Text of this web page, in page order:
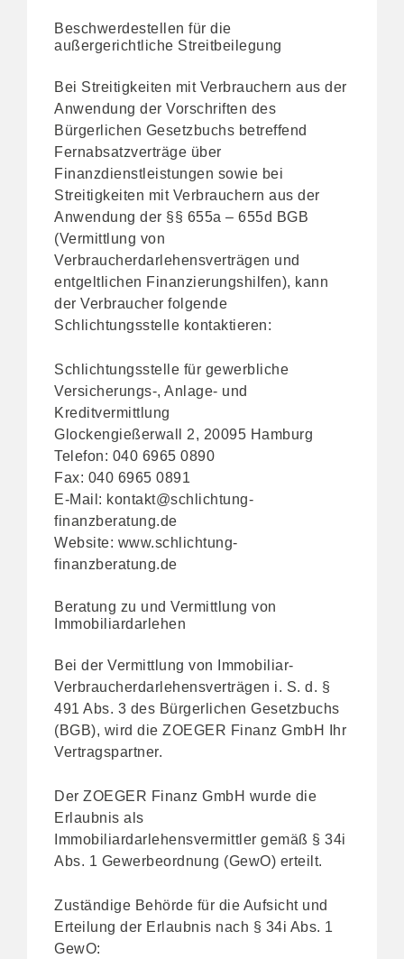
Beschwerdestellen für die
außergerichtliche Streitbeilegung
Bei Streitigkeiten mit Verbrauchern aus der
Anwendung der Vorschriften des
Bürgerlichen Gesetzbuchs betreffend
Fernabsatzverträge über
Finanzdienstleistungen sowie bei
Streitigkeiten mit Verbrauchern aus der
Anwendung der §§ 655a – 655d BGB
(Vermittlung von
Verbraucherdarlehensverträgen und
entgeltlichen Finanzierungshilfen), kann
der Verbraucher folgende
Schlichtungsstelle kontaktieren:
Schlichtungsstelle für gewerbliche
Versicherungs-, Anlage- und
Kreditvermittlung
Glockengießerwall 2, 20095 Hamburg
Telefon: 040 6965 0890
Fax: 040 6965 0891
E-Mail: kontakt@schlichtung-
finanzberatung.de
Website: www.schlichtung-
finanzberatung.de
Beratung zu und Vermittlung von
Immobiliardarlehen
Bei der Vermittlung von Immobiliar-
Verbraucherdarlehensverträgen i. S. d. §
491 Abs. 3 des Bürgerlichen Gesetzbuchs
(BGB), wird die ZOEGER Finanz GmbH Ihr
Vertragspartner.
Der ZOEGER Finanz GmbH wurde die
Erlaubnis als
Immobiliardarlehensvermittler gemäß § 34i
Abs. 1 Gewerbeordnung (GewO) erteilt.
Zuständige Behörde für die Aufsicht und
Erteilung der Erlaubnis nach § 34i Abs. 1
GewO: